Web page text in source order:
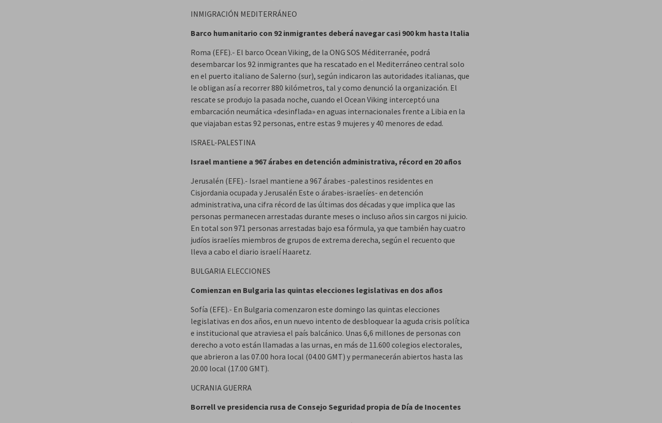
INMIGRACIÓN MEDITERRÁNEO
Barco humanitario con 92 inmigrantes deberá navegar casi 900 km hasta Italia
Roma (EFE).- El barco Ocean Viking, de la ONG SOS Méditerranée, podrá
desembarcar los 92 inmigrantes que ha rescatado en el Mediterráneo central solo
en el puerto italiano de Salerno (sur), según indicaron las autoridades italianas, que
le obligan así a recorrer 880 kilómetros, tal y como denunció la organización. El
rescate se produjo la pasada noche, cuando el Ocean Viking interceptó una
embarcación neumática «desinflada» en aguas internacionales frente a Libia en la
que viajaban estas 92 personas, entre estas 9 mujeres y 40 menores de edad.
ISRAEL-PALESTINA
Israel mantiene a 967 árabes en detención administrativa, récord en 20 años
Jerusalén (EFE).- Israel mantiene a 967 árabes -palestinos residentes en
Cisjordania ocupada y Jerusalén Este o árabes-israelíes- en detención
administrativa, una cifra récord de las últimas dos décadas y que implica que las
personas permanecen arrestadas durante meses o incluso años sin cargos ni juicio.
En total son 971 personas arrestadas bajo esa fórmula, ya que también hay cuatro
judíos israelíes miembros de grupos de extrema derecha, según el recuento que
lleva a cabo el diario israelí Haaretz.
BULGARIA ELECCIONES
Comienzan en Bulgaria las quintas elecciones legislativas en dos años
Sofía (EFE).- En Bulgaria comenzaron este domingo las quintas elecciones
legislativas en dos años, en un nuevo intento de desbloquear la aguda crisis política
e institucional que atraviesa el país balcánico. Unas 6,6 millones de personas con
derecho a voto están llamadas a las urnas, en más de 11.600 colegios electorales,
que abrieron a las 07.00 hora local (04.00 GMT) y permanecerán abiertos hasta las
20.00 local (17.00 GMT).
UCRANIA GUERRA
Borrell ve presidencia rusa de Consejo Seguridad propia de Día de Inocentes